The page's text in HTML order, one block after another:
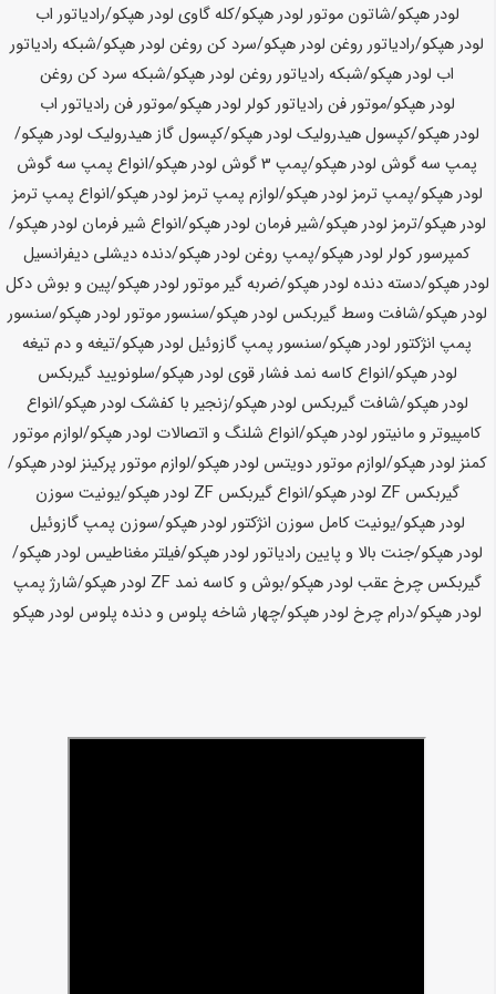
لودر هپکو/شاتون موتور لودر هپکو/کله گاوی لودر هپکو/رادیاتور اب
لودر هپکو/رادیاتور روغن لودر هپکو/سرد کن روغن لودر هپکو/شبکه رادیاتور
اب لودر هپکو/شبکه رادیاتور روغن لودر هپکو/شبکه سرد کن روغن
لودر هپکو/موتور فن رادیاتور کولر لودر هپکو/موتور فن رادیاتور اب
لودر هپکو/کپسول هیدرولیک لودر هپکو/کپسول گاز هیدرولیک لودر هپکو/
پمپ سه گوش لودر هپکو/پمپ 3 گوش لودر هپکو/انواع پمپ سه گوش
لودر هپکو/پمپ ترمز لودر هپکو/لوازم پمپ ترمز لودر هپکو/انواع پمپ ترمز
لودر هپکو/ترمز لودر هپکو/شیر فرمان لودر هپکو/انواع شیر فرمان لودر هپکو/
کمپرسور کولر لودر هپکو/پمپ روغن لودر هپکو/دنده دیشلی دیفرانسیل
لودر هپکو/دسته دنده لودر هپکو/ضربه گیر موتور لودر هپکو/پین و بوش دکل
لودر هپکو/شافت وسط گیربکس لودر هپکو/سنسور موتور لودر هپکو/سنسور
پمپ انژکتور لودر هپکو/سنسور پمپ گازوئیل لودر هپکو/تیغه و دم تیغه
لودر هپکو/انواع کاسه نمد فشار قوی لودر هپکو/سلونویید گیربکس
لودر هپکو/شافت گیربکس لودر هپکو/زنجیر با کفشک لودر هپکو/انواع
کامپیوتر و مانیتور لودر هپکو/انواع شلنگ و اتصالات لودر هپکو/لوازم موتور
کمنز لودر هپکو/لوازم موتور دویتس لودر هپکو/لوازم موتور پرکینز لودر هپکو/
گیربکس ZF لودر هپکو/انواع گیربکس ZF لودر هپکو/یونیت سوزن
لودر هپکو/یونیت کامل سوزن انژکتور لودر هپکو/سوزن پمپ گازوئیل
لودر هپکو/جنت بالا و پایین رادیاتور لودر هپکو/فیلتر مغناطیس لودر هپکو/
گیربکس چرخ عقب لودر هپکو/بوش و کاسه نمد ZF لودر هپکو/شارژ پمپ
لودر هپکو/درام چرخ لودر هپکو/چهار شاخه پلوس و دنده پلوس لودر هپکو